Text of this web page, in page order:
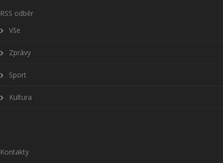
RSS odběr
Vše
Zprávy
Sport
Kultura
Kontakty